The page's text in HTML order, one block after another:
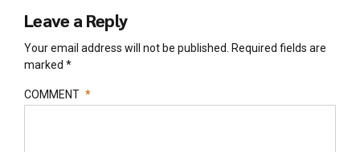
Leave a Reply
Your email address will not be published. Required fields are
marked *
COMMENT *